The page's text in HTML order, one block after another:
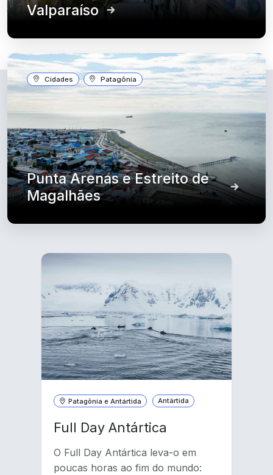
Valparaíso
Cidades Patagônia
Punta Arenas e Estreito de
Magalhães
Patagônia e Antártida Antártida
Full Day Antártica
O Full Day Antártica leva-o em
poucas horas ao fim do mundo: